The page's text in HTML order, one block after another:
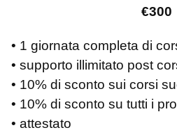
€300
• 1 giornata completa di
• supporto illimitato post
• 10% di sconto sui corsi
• 10% di sconto su tutti i
• attestato